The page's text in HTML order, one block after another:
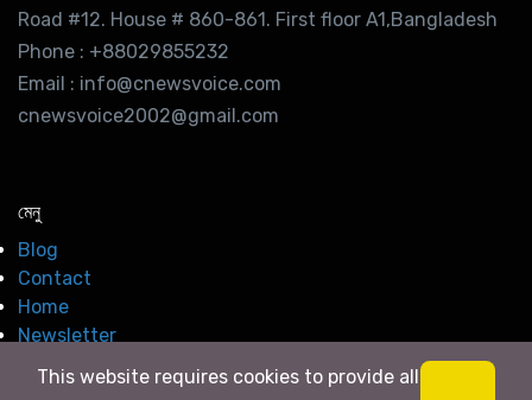
Road #12. House # 860-861. First floor A1,Bangladesh
Phone : +88029855232
Email : info@cnewsvoice.com
cnewsvoice2002@gmail.com
মেনু
Blog
Contact
Home
Newsletter
This website requires cookies to provide all